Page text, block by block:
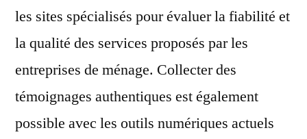
les sites spécialisés pour évaluer la fiabilité et
la qualité des services proposés par les
entreprises de ménage. Collecter des
témoignages authentiques est également
possible avec les outils numériques actuels